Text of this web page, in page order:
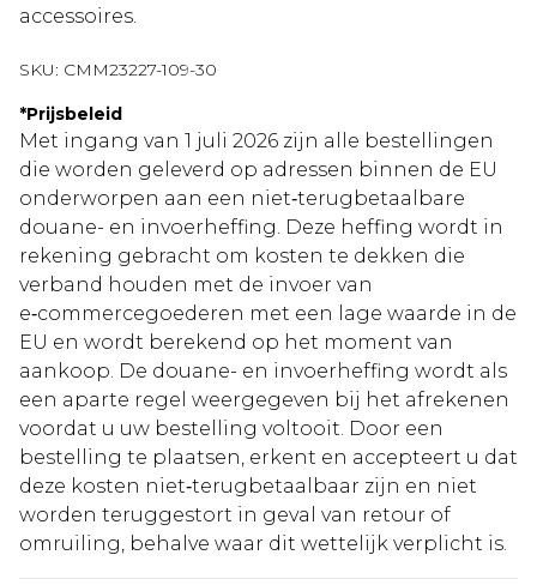
accessoires.
SKU: CMM23227-109-30
*Prijsbeleid
Met ingang van 1 juli 2026 zijn alle bestellingen
die worden geleverd op adressen binnen de EU
onderworpen aan een niet‑terugbetaalbare
douane- en invoerheffing. Deze heffing wordt in
rekening gebracht om kosten te dekken die
verband houden met de invoer van
e‑commercegoederen met een lage waarde in de
EU en wordt berekend op het moment van
aankoop. De douane- en invoerheffing wordt als
een aparte regel weergegeven bij het afrekenen
voordat u uw bestelling voltooit. Door een
bestelling te plaatsen, erkent en accepteert u dat
deze kosten niet‑terugbetaalbaar zijn en niet
worden teruggestort in geval van retour of
omruiling, behalve waar dit wettelijk verplicht is.